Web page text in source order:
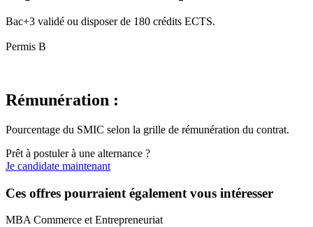
Bac+3 validé ou disposer de 180 crédits ECTS.
Permis B
Rémunération :
Pourcentage du SMIC selon la grille de rémunération du contrat.
Prêt à postuler à une alternance ?
Je candidate maintenant
Ces offres pourraient également vous intéresser
MBA Commerce et Entrepreneuriat